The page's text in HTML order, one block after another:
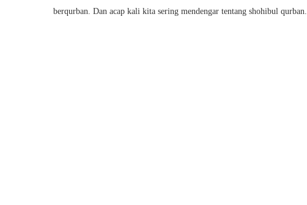
berqurban. Dan acap kali kita sering mendengar tentang shohibul qurban.